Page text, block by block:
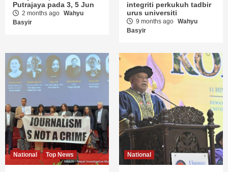
Putrajaya pada 3, 5 Jun
2 months ago Wahyu
Basyir
integriti perkukuh tadbir
urus universiti
9 months ago Wahyu
Basyir
National Top News National